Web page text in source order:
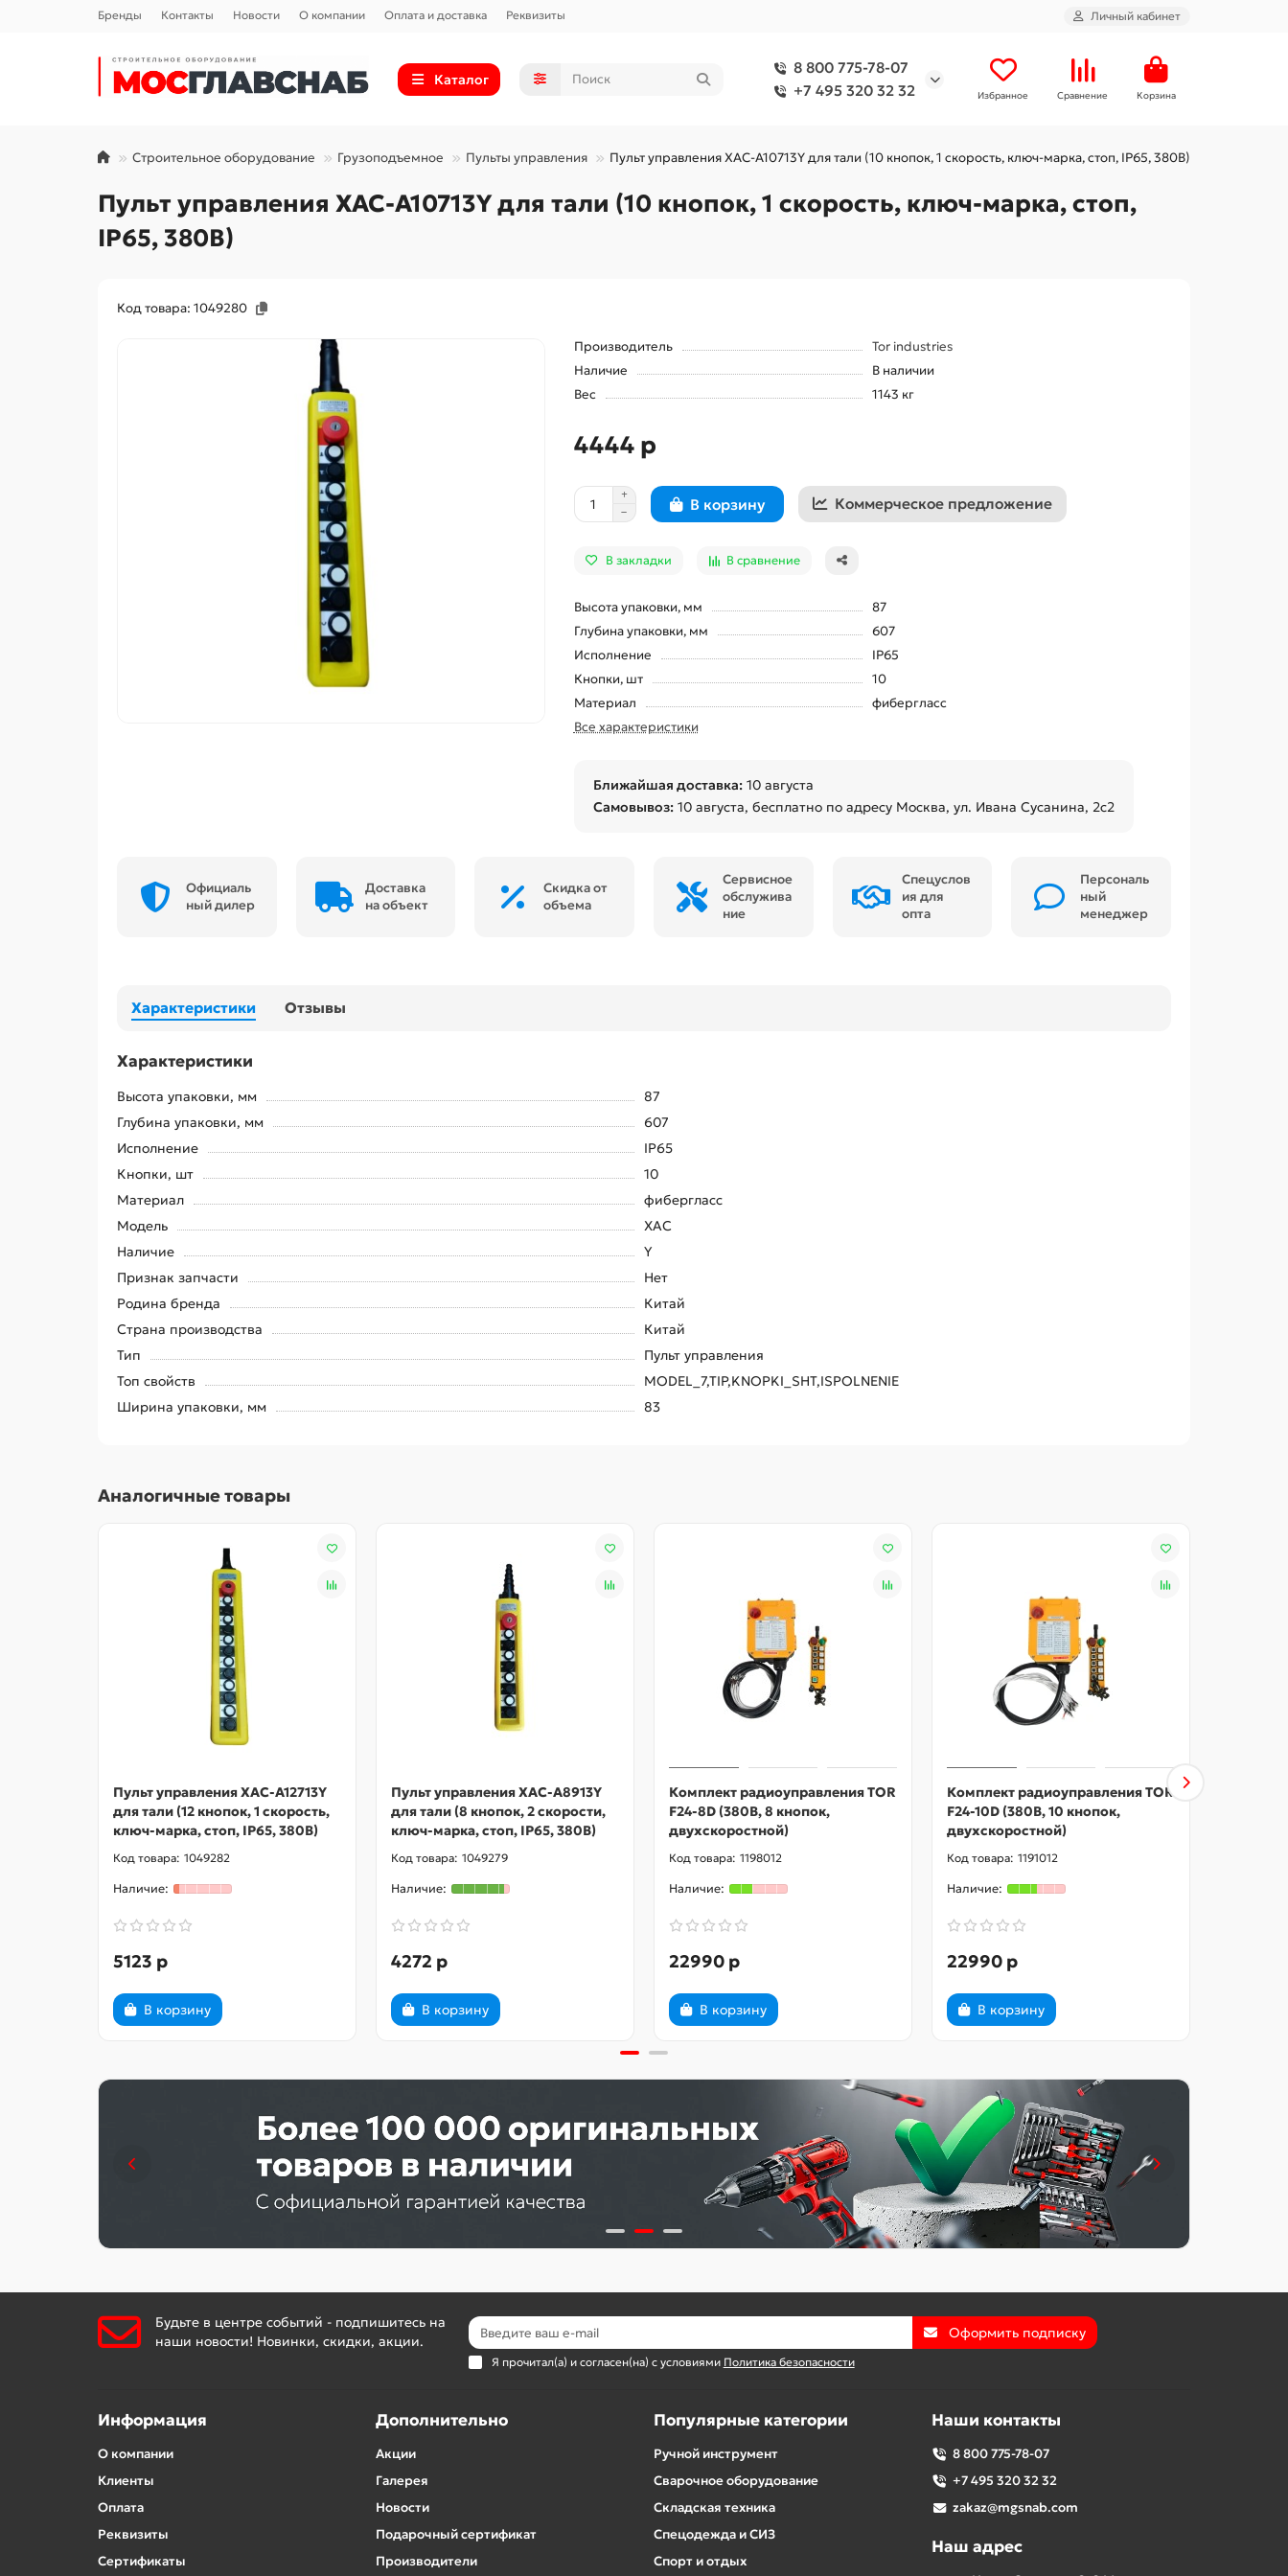
Бренды Контакты Новости О компании Оплата и доставка Реквизиты Личный кабинет
Каталог
8 800 775-78-07
+7 495 320 32 32
Избранное Сравнение Корзина
Строительное оборудование Грузоподъемное Пульты управления Пульт управления XAC-A10713Y для тали (10 кнопок, 1 скорость, ключ-марка, стоп, IP65, 380В)
Пульт управления XAC-A10713Y для тали (10 кнопок, 1 скорость, ключ-марка, стоп,
IP65, 380В)
Код товара: 1049280
Производитель
Tor industries
Наличие
В наличии
Вес
1143 кг
4444 р
В корзину Коммерческое предложение
В закладки В сравнение
Высота упаковки, мм
87
Глубина упаковки, мм
607
Исполнение
IP65
Кнопки, шт
10
Материал
фибергласс
Все характеристики
Ближайшая доставка: 10 августа
Самовывоз: 10 августа, бесплатно по адресу Москва, ул. Ивана Сусанина, 2с2
Официаль
ный дилер
Доставка
на объект
Скидка от
объема
Сервисное
обслужива
ние
Спецуслов
ия для
опта
Персональ
ный
менеджер
Характеристики Отзывы
Характеристики
Высота упаковки, мм
87
Глубина упаковки, мм
607
Исполнение
IP65
Кнопки, шт
10
Материал
фибергласс
Модель
XAC
Наличие
Y
Признак запчасти
Нет
Родина бренда
Китай
Страна производства
Китай
Тип
Пульт управления
Топ свойств
MODEL_7,TIP,KNOPKI_SHT,ISPOLNENIE
Ширина упаковки, мм
83
Аналогичные товары
Пульт управления XAC-A12713Y
для тали (12 кнопок, 1 скорость,
ключ-марка, стоп, IP65, 380В)
1049282
5123 р
В корзину
Пульт управления XAC-A8913Y
для тали (8 кнопок, 2 скорости,
ключ-марка, стоп, IP65, 380В)
1049279
4272 р
В корзину
Комплект радиоуправления TOR
F24-8D (380В, 8 кнопок,
двухскоростной)
1198012
22990 р
В корзину
Комплект радиоуправления TOR
F24-10D (380В, 10 кнопок,
двухскоростной)
1191012
22990 р
В корзину
Будьте в центре событий - подпишитесь на
наши новости! Новинки, скидки, акции.
Оформить подписку
Я прочитал(а) и согласен(на) с условиями Политика безопасности
Информация
О компании
Клиенты
Оплата
Реквизиты
Сертификаты
Дополнительно
Акции
Галерея
Новости
Подарочный сертификат
Производители
Популярные категории
Ручной инструмент
Сварочное оборудование
Складская техника
Спецодежда и СИЗ
Спорт и отдых
Наши контакты
8 800 775-78-07
+7 495 320 32 32
zakaz@mgsnab.com
Наш адрес